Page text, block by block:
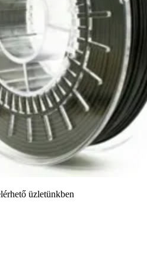
üzletünkben